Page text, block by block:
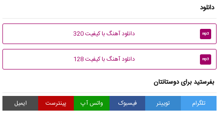
دانلود
mp3 دانلود آهنگ با کیفیت 320
mp3 دانلود آهنگ با کیفیت 128
بفرستید برای دوستانتان
تلگرام توییتر فیسبوک واتس آپ پینترست ایمیل